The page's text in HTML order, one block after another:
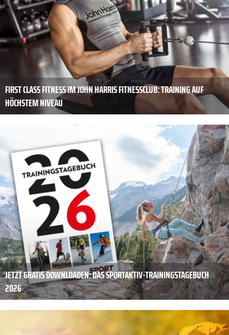
FIRST CLASS FITNESS IM JOHN HARRIS FITNESSCLUB: TRAINING AUF
HÖCHSTEM NIVEAU
JETZT GRATIS DOWNLOADEN: DAS SPORTAKTIV-TRAININGSTAGEBUCH
2026